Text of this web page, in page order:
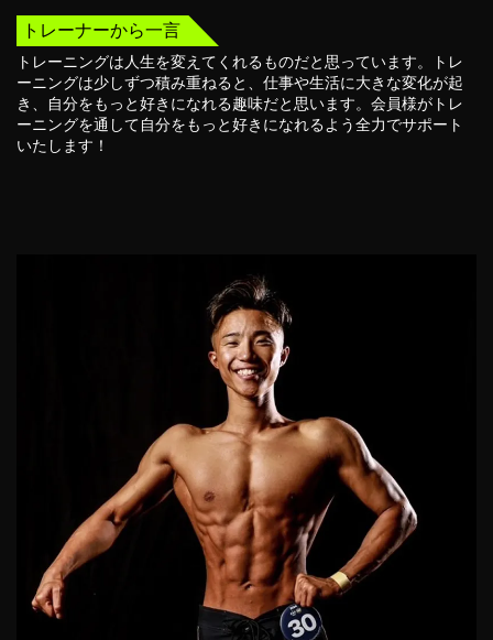
トレーナーから一言
トレーニングは人生を変えてくれるものだと思っています。トレ
ーニングは少しずつ積み重ねると、仕事や生活に大きな変化が起
き、自分をもっと好きになれる趣味だと思います。会員様がトレ
ーニングを通して自分をもっと好きになれるよう全力でサポート
いたします！